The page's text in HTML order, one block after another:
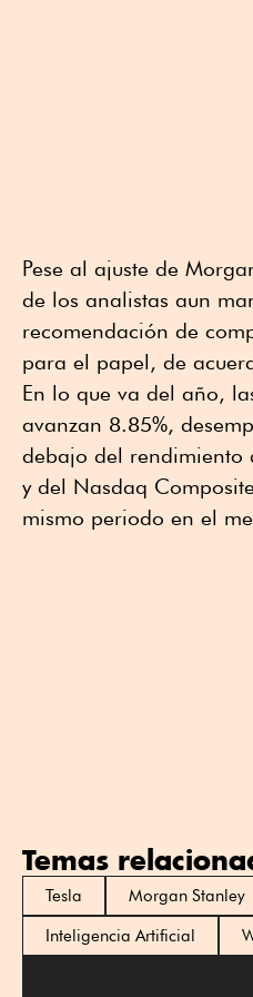
Pese al ajuste de
de los analistas aun
recomendación de
para el papel, de
En lo que va del año,
avanzan 8.85%,
debajo del rendimiento
y del Nasdaq
mismo periodo en el
Temas
Tesla Morgan Stanley
Inteligencia Artificial